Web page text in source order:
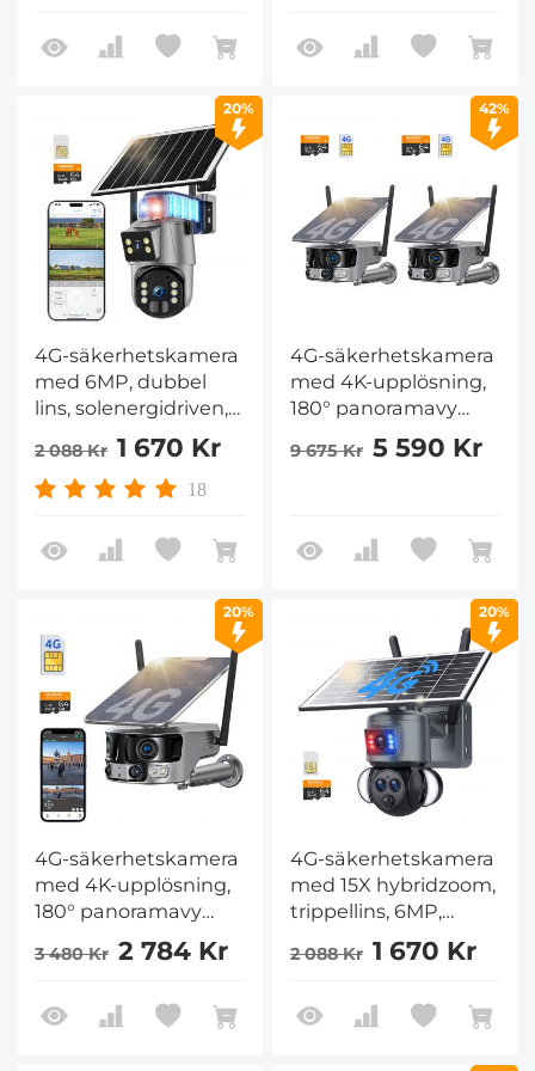
mörkerseende,
Kentfaith
version + SIM-kort
utan kontrakt
20%
4G-säkerhetskamera
med 6MP, dubbel
lins, solenergidriven,
360° livevy, färgglad
mörkerseende
Kentfaith
2 088 Kr 1 670 Kr
18
42%
4G-säkerhetskamera
med 4K-upplösning,
180° panoramavy
med dubbellins,
solenergidriven, 360°
pack, Kentfaith
9 675 Kr 5 590 Kr
20%
4G-säkerhetskamera
med 4K-upplösning,
180° panoramavy
med dubbellins,
solenergidriven, 360°
mörkerseende
3 480 Kr 2 784 Kr
20%
4G-säkerhetskamera
med 15X hybridzoom,
trippellins, 6MP,
dubbelvy,
solenergidriven, 360°
mörkerseende,
2 088 Kr 1 670 Kr